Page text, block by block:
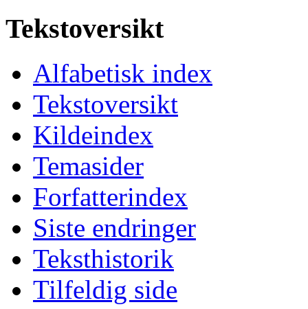
Tekstoversikt
Alfabetisk index
Tekstoversikt
Kildeindex
Temasider
Forfatterindex
Siste endringer
Teksthistorik
Tilfeldig side